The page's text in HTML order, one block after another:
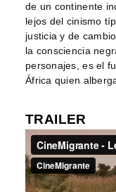
de un continente
lejos del cinismo
justicia y de
la consciencia
personajes, es el
África quien
TRAILER